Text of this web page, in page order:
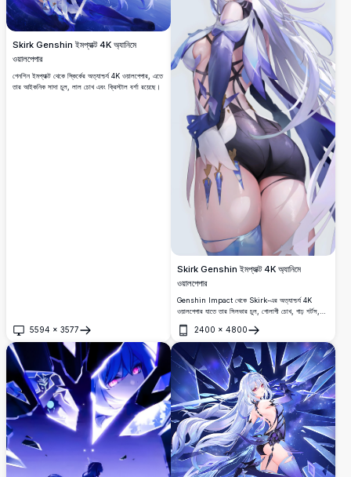
Skirk Genshin ইমপ্যাক্ট 4K অ্যানিমে
ওয়ালপেপার
গেনশিন ইমপ্যাক্ট থেকে স্কির্কের অত্যাশ্চর্য 4K ওয়ালপেপার, এতে
তার আইকনিক সাদা চুল, লাল চোখ এবং ক্রিস্টাল বর্শা রয়েছে।
5594 × 3577
খুলুন
Skirk Genshin ইমপ্যাক্ট 4K অ্যানিমে
ওয়ালপেপার
Genshin Impact থেকে Skirk-এর অত্যাশ্চর্য 4K
ওয়ালপেপার যাতে তার সিলভার চুল, গোলাপী চোখ, গাঢ় শর্টস,
2400 × 4800
খুলুন